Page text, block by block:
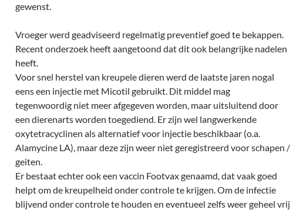
gewenst.
Vroeger werd geadviseerd regelmatig preventief goed te bekappen.
Recent onderzoek heeft aangetoond dat dit ook belangrijke nadelen
heeft.
Voor snel herstel van kreupele dieren werd de laatste jaren nogal
eens een injectie met Micotil gebruikt. Dit middel mag
tegenwoordig niet meer afgegeven worden, maar uitsluitend door
een dierenarts worden toegediend. Er zijn wel langwerkende
oxytetracyclinen als alternatief voor injectie beschikbaar (o.a.
Alamycine LA), maar deze zijn weer niet geregistreerd voor schapen /
geiten.
Er bestaat echter ook een vaccin Footvax genaamd, dat vaak goed
helpt om de kreupelheid onder controle te krijgen. Om de infectie
blijvend onder controle te houden en eventueel zelfs weer geheel vrij